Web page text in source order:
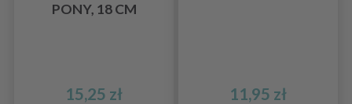
PONY, 18 CM
15,25 zł 11,95 zł